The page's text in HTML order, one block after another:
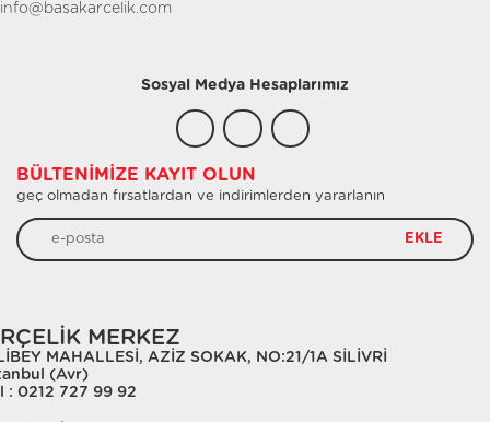
info@basakarcelik.com
Sosyal Medya Hesaplarımız
BÜLTENIMIZE KAYIT OLUN
geç olmadan fırsatlardan ve indirimlerden yararlanın
EKLE
MERKEZ
MAHALLESİ, AZİZ SOKAK, NO:21/1A SİLİVRİ
(Avr)
: 0212 727 99 92